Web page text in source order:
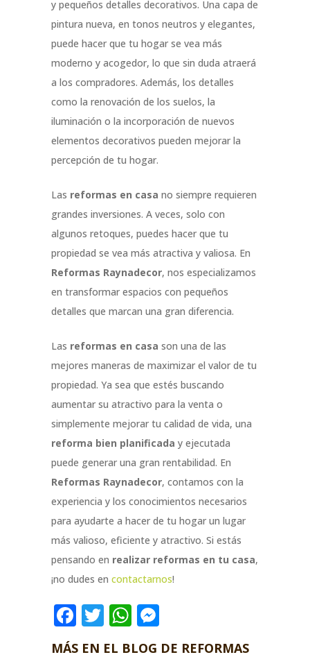
y pequeños detalles decorativos. Una capa de
pintura nueva, en tonos neutros y elegantes,
puede hacer que tu hogar se vea más
moderno y acogedor, lo que sin duda atraerá
a los compradores. Además, los detalles
como la renovación de los suelos, la
iluminación o la incorporación de nuevos
elementos decorativos pueden mejorar la
percepción de tu hogar.
Las reformas en casa no siempre requieren
grandes inversiones. A veces, solo con
algunos retoques, puedes hacer que tu
propiedad se vea más atractiva y valiosa. En
Reformas Raynadecor, nos especializamos
en transformar espacios con pequeños
detalles que marcan una gran diferencia.
Las reformas en casa son una de las
mejores maneras de maximizar el valor de tu
propiedad. Ya sea que estés buscando
aumentar su atractivo para la venta o
simplemente mejorar tu calidad de vida, una
reforma bien planificada y ejecutada
puede generar una gran rentabilidad. En
Reformas Raynadecor, contamos con la
experiencia y los conocimientos necesarios
para ayudarte a hacer de tu hogar un lugar
más valioso, eficiente y atractivo. Si estás
pensando en realizar reformas en tu casa,
¡no dudes en contactarnos!
Facebook
TwitterWhatsApp
MÁS EN EL BLOG DE REFORMAS